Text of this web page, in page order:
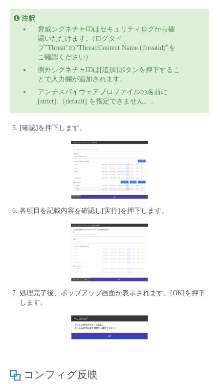
注釈
脅威シグネチャIDはセキュリティログから確
認いただけます。(ログタイ
プ"Threat"の"Threat/Content Name (threatid)"を
ご確認ください)
例外シグネチャIDは[追加]ボタンを押下するこ
とで入力欄が追加されます。
アンチスパイウェアプロファイルの名前に
[strict]、[default] を指定できません。。
[確認]を押下します。
各項目を記載内容を確認し[実行]を押下します。
処理完了後、ポップアップ画面が表示されます。[OK]を押下
します。
コンフィグ反映